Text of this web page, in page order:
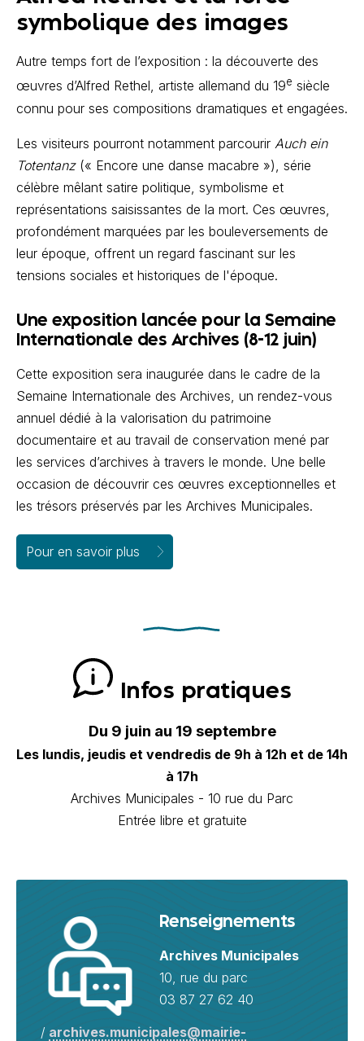
symbolique des images
Autre temps fort de l’exposition : la découverte des
œuvres d’Alfred Rethel, artiste allemand du 19e siècle
connu pour ses compositions dramatiques et engagées.
Les visiteurs pourront notamment parcourir Auch ein
Totentanz(« Encore une danse macabre »), série
célèbre mêlant satire politique, symbolisme et
représentations saisissantes de la mort. Ces œuvres,
profondément marquées par les bouleversements de
leur époque, offrent un regard fascinant sur les
tensions sociales et historiques de l'époque.
Une exposition lancée pour la Semaine
Internationale des Archives (8-12 juin)
Cette exposition sera inaugurée dans le cadre de la
Semaine Internationale des Archives, un rendez-vous
annuel dédié à la valorisation du patrimoine
documentaire et au travail de conservation mené par
les services d’archives à travers le monde. Une belle
occasion de découvrir ces œuvres exceptionnelles et
les trésors préservés par les Archives Municipales.
Pour en savoir plus
Infos pratiques
Du 9 juin au 19 septembre
Les lundis, jeudis et vendredis de 9h à 12h et de 14h
à 17h
Archives Municipales - 10 rue du Parc
Entrée libre et gratuite
Renseignements
Archives Municipales
10, rue du parc
03 87 27 62 40
/ archives.municipales@mairie-